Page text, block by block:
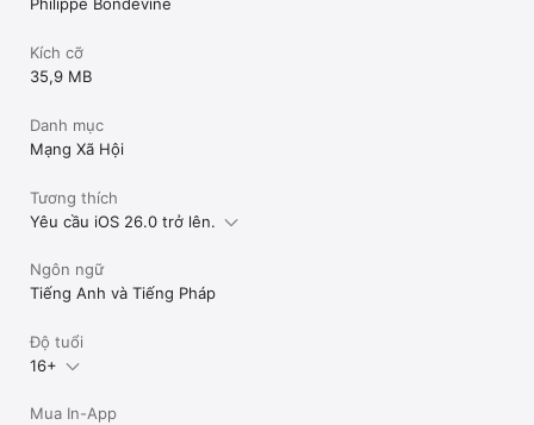
Kích cỡ
35,9 MB
Danh mục
Mạng Xã Hội
Tương thích
Yêu cầu iOS 26.0 trở lên.
Ngôn ngữ
Tiếng Anh và Tiếng Pháp
Độ tuổi
16+
Mua In-App